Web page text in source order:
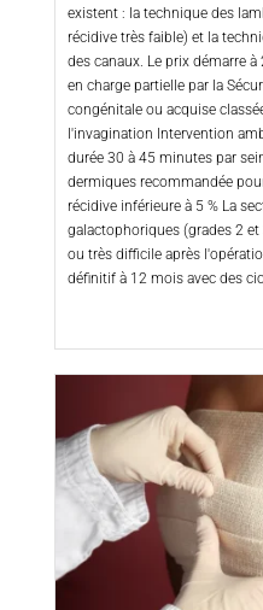
existent : la technique des
récidive très faible) et la
des canaux. Le prix démarre
en charge partielle par la
congénitale ou acquise
l'invagination Intervention
durée 30 à 45 minutes par
dermiques recommandée
récidive inférieure à 5 % La
galactophoriques (grades 2
ou très difficile après
définitif à 12 mois avec des